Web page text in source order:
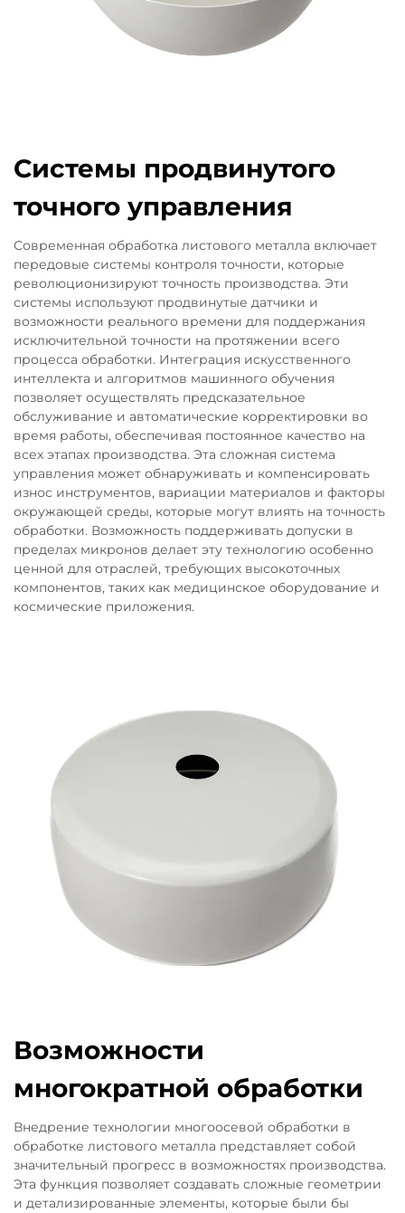
Системы продвинутого
точного управления
Современная обработка листового металла включает
передовые системы контроля точности, которые
революционизируют точность производства. Эти
системы используют продвинутые датчики и
возможности реального времени для поддержания
исключительной точности на протяжении всего
процесса обработки. Интеграция искусственного
интеллекта и алгоритмов машинного обучения
позволяет осуществлять предсказательное
обслуживание и автоматические корректировки во
время работы, обеспечивая постоянное качество на
всех этапах производства. Эта сложная система
управления может обнаруживать и компенсировать
износ инструментов, вариации материалов и факторы
окружающей среды, которые могут влиять на точность
обработки. Возможность поддерживать допуски в
пределах микронов делает эту технологию особенно
ценной для отраслей, требующих высокоточных
компонентов, таких как медицинское оборудование и
космические приложения.
Возможности
многократной обработки
Внедрение технологии многоосевой обработки в
обработке листового металла представляет собой
значительный прогресс в возможностях производства.
Эта функция позволяет создавать сложные геометрии
и детализированные элементы, которые были бы